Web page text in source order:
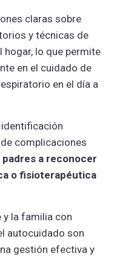
claras sobre
y técnicas de
hogar, lo que permite
en el cuidado de
en el día a
identificación
complicaciones
padres a reconocer
o fisioterapéutica
y la familia con
autocuidado son
gestión efectiva y